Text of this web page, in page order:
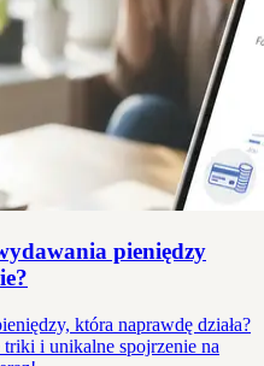
pieniędzy
która naprawdę działa?
i unikalne spojrzenie na